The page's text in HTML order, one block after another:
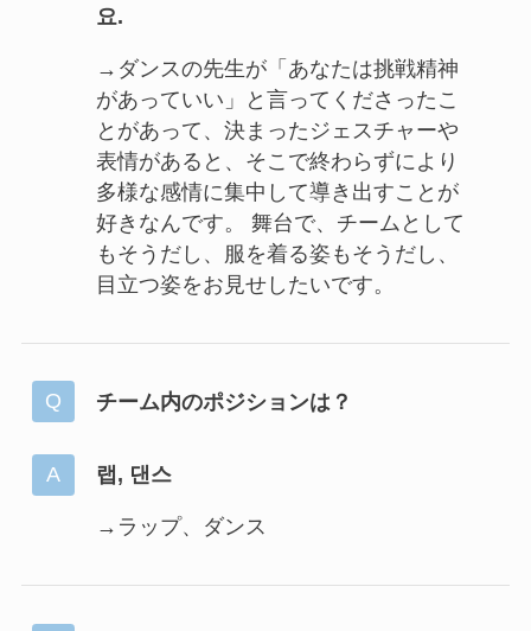
요.
→ダンスの先生が「あなたは挑戦精神
があっていい」と言ってくださったこ
とがあって、決まったジェスチャーや
表情があると、そこで終わらずにより
多様な感情に集中して導き出すことが
好きなんです。 舞台で、チームとして
もそうだし、服を着る姿もそうだし、
目立つ姿をお見せしたいです。
チーム内のポジションは？
랩, 댄스
→ラップ、ダンス